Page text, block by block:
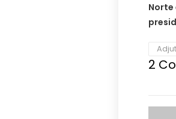
Norte
2